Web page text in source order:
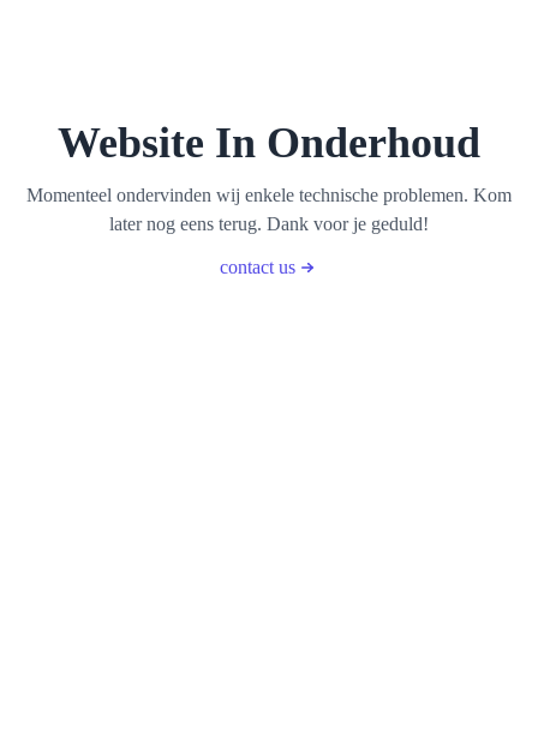
Website In Onderhoud
Momenteel ondervinden wij enkele technische problemen. Kom
later nog eens terug. Dank voor je geduld!
contact us